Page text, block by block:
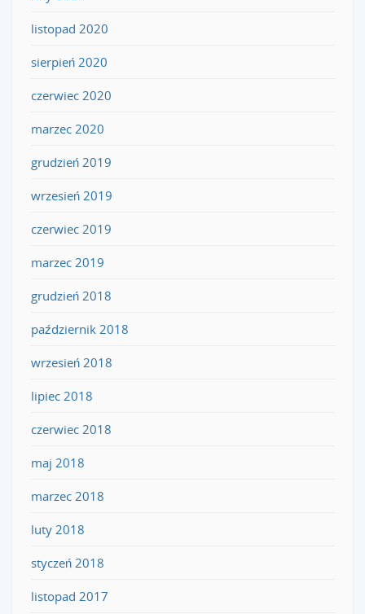
listopad 2020
sierpień 2020
czerwiec 2020
marzec 2020
grudzień 2019
wrzesień 2019
czerwiec 2019
marzec 2019
grudzień 2018
październik 2018
wrzesień 2018
lipiec 2018
czerwiec 2018
maj 2018
marzec 2018
luty 2018
styczeń 2018
listopad 2017